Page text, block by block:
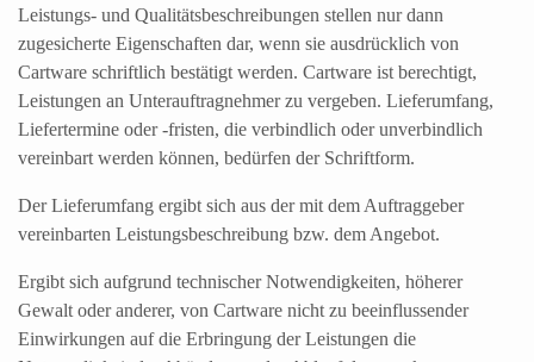
Leistungs- und Qualitätsbeschreibungen stellen nur dann
zugesicherte Eigenschaften dar, wenn sie ausdrücklich von
Cartware schriftlich bestätigt werden. Cartware ist berechtigt,
Leistungen an Unterauftragnehmer zu vergeben. Lieferumfang,
Liefertermine oder -fristen, die verbindlich oder unverbindlich
vereinbart werden können, bedürfen der Schriftform.
Der Lieferumfang ergibt sich aus der mit dem Auftraggeber
vereinbarten Leistungsbeschreibung bzw. dem Angebot.
Ergibt sich aufgrund technischer Notwendigkeiten, höherer
Gewalt oder anderer, von Cartware nicht zu beeinflussender
Einwirkungen auf die Erbringung der Leistungen die